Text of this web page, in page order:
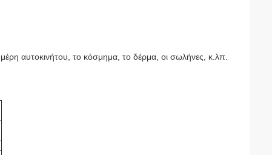
αυτοκινήτου, το κόσμημα, το δέρμα, οι σωλήνες, κ.λπ.